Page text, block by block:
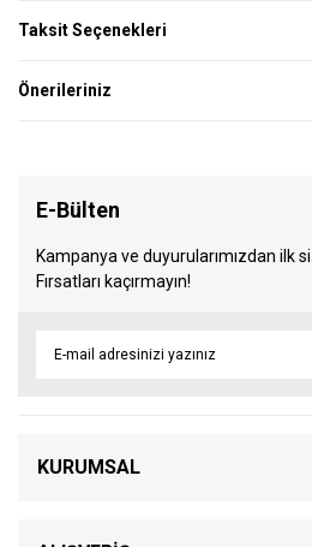
Taksit Seçenekleri
Önerileriniz
E-Bülten
Kampanya ve duyurularımızdan ilk
Fırsatları kaçırmayın!
KURUMSAL